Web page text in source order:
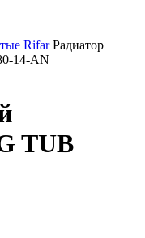
RifarРадиатор
14-AN
TUB